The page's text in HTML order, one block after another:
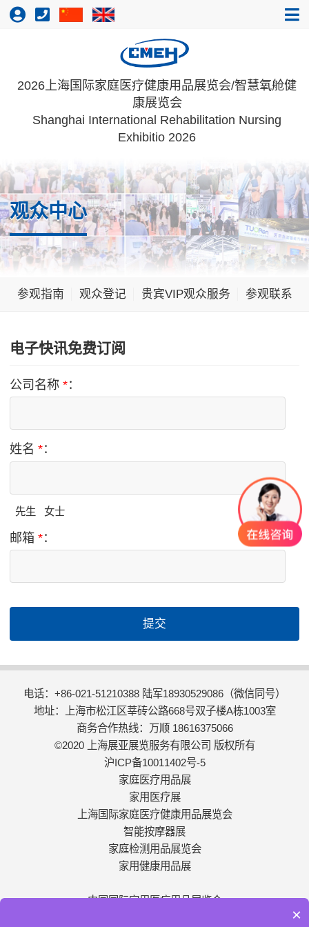
2026上海国际家庭医疗健康用品展览会/智慧氧舱健
康展览会
Shanghai International Rehabilitation Nursing
Exhibitio 2026
观众中心
参观指南 观众登记 贵宾VIP观众服务 参观联系
电子快讯免费订阅
公司名称 *：
姓名 *：
先生 女士
邮箱 *：
提交
电话：+86-021-51210388 陆军18930529086（微信同号）
地址：上海市松江区莘砖公路668号双子楼A栋1003室
商务合作热线：万顺 18616375066
©2020 上海展亚展览服务有限公司 版权所有
沪ICP备10011402号-5
家庭医疗用品展
家用医疗展
上海国际家庭医疗健康用品展览会
智能按摩器展
家庭检测用品展览会
家用健康用品展
中国国际家用医疗用品展览会
×